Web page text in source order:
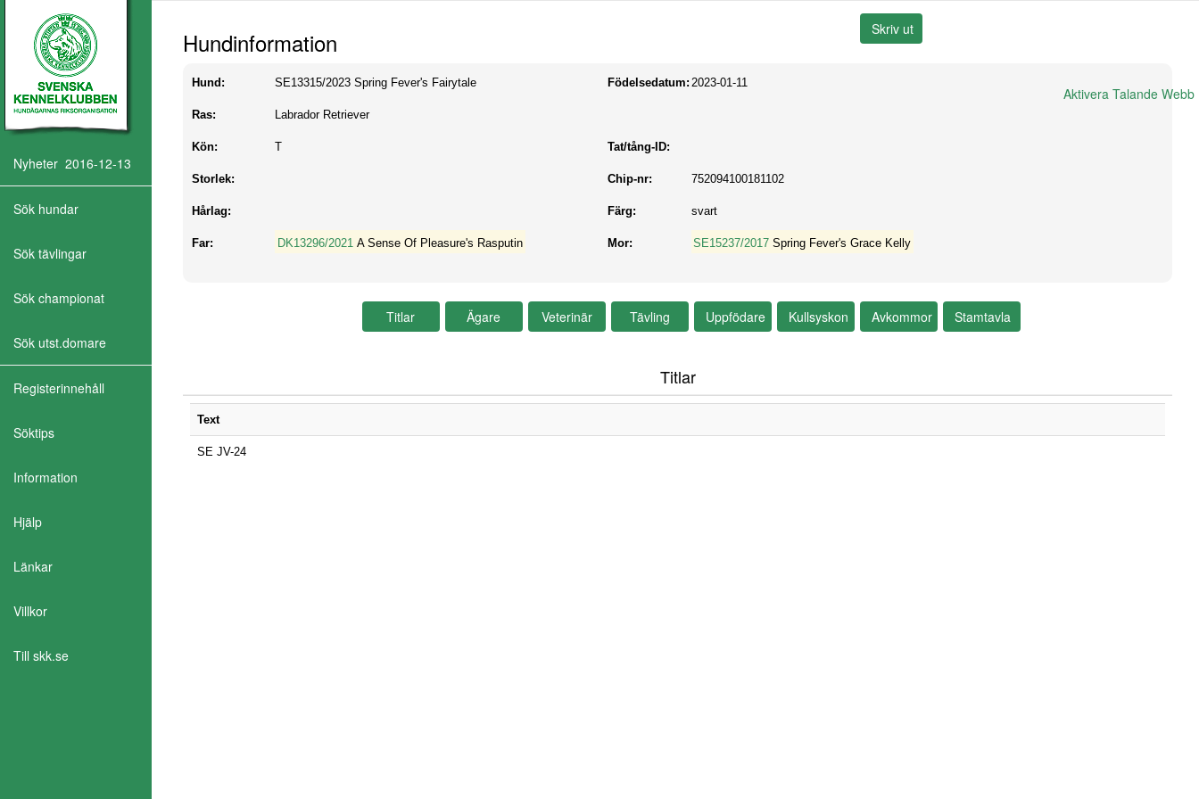
Aktivera Talande Webb
Nyheter 2016-12-13
Sök hundar
Sök tävlingar
Sök championat
Sök utst.domare
Registerinnehåll
Söktips
Information
Hjälp
Länkar
Villkor
Till skk.se
Hundinformation
Hund: SE13315/2023 Spring Fever's Fairytale Födelsedatum: 2023-01-11
Ras: Labrador Retriever
Kön: T Tat/tång-ID:
Storlek: Chip-nr: 752094100181102
Hårlag: Färg: svart
Far: DK13296/2021 A Sense Of Pleasure's Rasputin Mor: SE15237/2017 Spring Fever's Grace Kelly
Titlar
Text
SE JV-24